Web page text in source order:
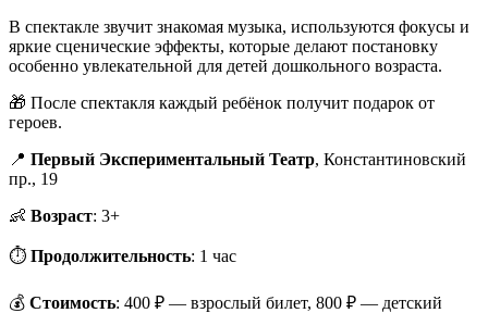
В спектакле звучит знакомая музыка, используются фокусы и
яркие сценические эффекты, которые делают постановку
особенно увлекательной для детей дошкольного возраста.
🎁 После спектакля каждый ребёнок получит подарок от
героев.
📍 Первый Экспериментальный Театр, Константиновский
пр., 19
👶 Возраст: 3+
⏱ Продолжительность: 1 час
💰 Стоимость: 400 ₽ — взрослый билет, 800 ₽ — детский